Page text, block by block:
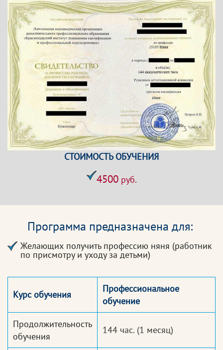
СТОИМОСТЬ ОБУЧЕНИЯ
4500руб.
Программа предназначена для:
Желающих получить профессию няня (работник
по присмотру и уходу за детьми)
Курс обучения
Профессиональное
обучение
Продолжительность
обучения
144 час. (1 месяц)